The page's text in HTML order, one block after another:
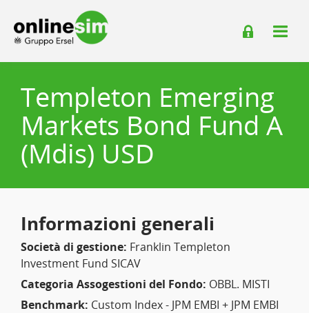
Templeton Emerging
Markets Bond Fund A
(Mdis) USD
Informazioni generali
Società di gestione: Franklin Templeton
Investment Fund SICAV
Categoria Assogestioni del Fondo: OBBL. MISTI
Benchmark: Custom Index - JPM EMBI + JPM EMBI